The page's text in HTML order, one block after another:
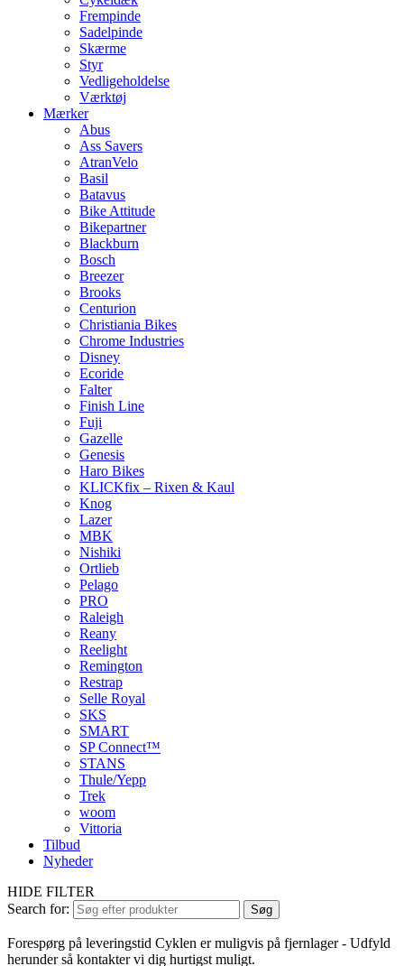
Frempinde
Sadelpinde
Skærme
Styr
Vedligeholdelse
Værktøj
Mærker
Abus
Ass Savers
AtranVelo
Basil
Batavus
Bike Attitude
Bikepartner
Blackburn
Bosch
Breezer
Brooks
Centurion
Christiania Bikes
Chrome Industries
Disney
Ecoride
Falter
Finish Line
Fuji
Gazelle
Genesis
Haro Bikes
KLICKfix – Rixen & Kaul
Knog
Lazer
MBK
Nishiki
Ortlieb
Pelago
PRO
Raleigh
Reany
Reelight
Remington
Restrap
Selle Royal
SKS
SMART
SP Connect™
STANS
Thule/Yepp
Trek
woom
Vittoria
Tilbud
Nyheder
HIDE FILTER
Search for:
Søg
Forespørg på leveringstid Cyklen er muligvis på fjernlager - Udfyld
herunder så kontakter vi dig hurtigst muligt.